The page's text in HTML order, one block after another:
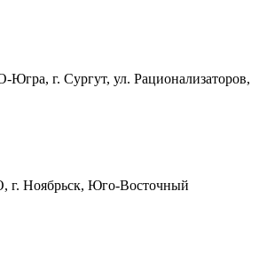
г. Сургут, ул. Рационализаторов,
г. Ноябрьск, Юго-Восточный